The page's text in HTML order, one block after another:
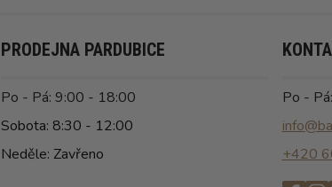
PRODEJNA PARDUBICE
Po - Pá: 9:00 - 18:00
Sobota: 8:30 - 12:00
Neděle: Zavřeno
Po -
+420